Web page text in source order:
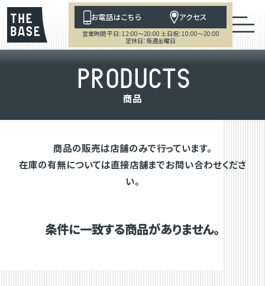
お電話はこちら アクセス
営業時間 平日：12:00～20:00 土日祝：10:00～20:00
定休日：毎週金曜日
PRODUCTS
商品
商品の販売は店舗のみで行っています。
在庫の有無については直接店舗までお問い合わせくださ
い。
条件に一致する商品がありません。